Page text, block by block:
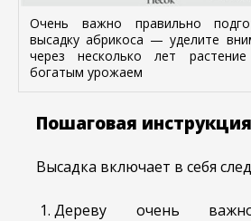
Очень важно правильно
высадку абрикоса — уделите
через несколько лет
богатым урожаем
Пошаговая инструкция
Высадка включает в себя
Дереву очень